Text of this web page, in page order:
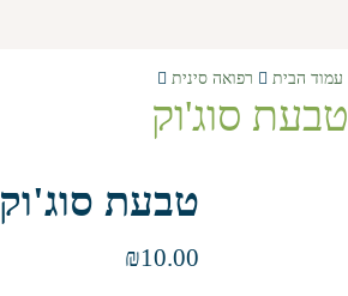
עמוד הבית רפואה סינית
טבעת סוג'וק
טבעת סוג'וק
₪10.00